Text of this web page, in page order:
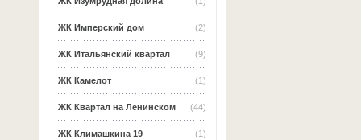
(2)
ЖК Имперский дом
(9)
ЖК Итальянский квартал
(1)
ЖК Камелот
(44)
ЖК Квартал на Ленинском
(1)
ЖК Климашкина 19